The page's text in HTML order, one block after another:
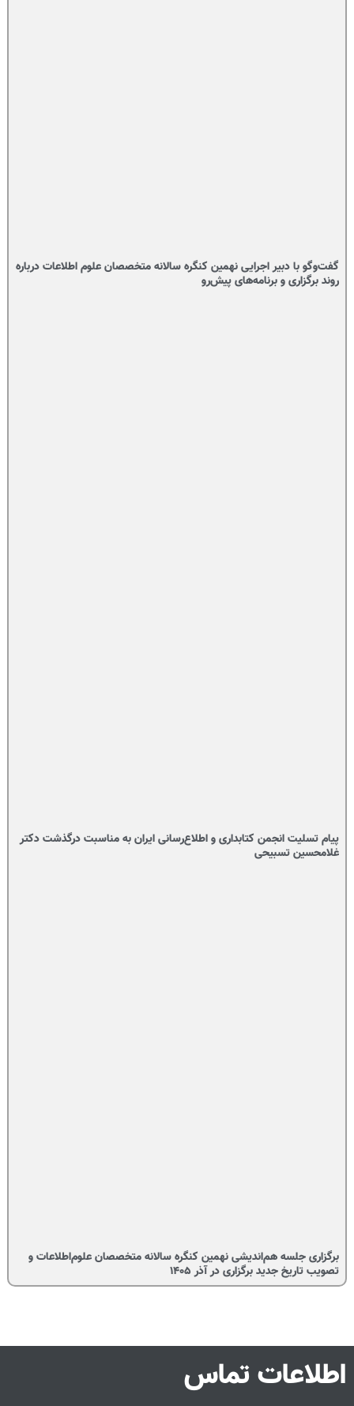
گفت‌وگو با دبیر اجرایی نهمین کنگره سالانه متخصصان علوم اطلاعات درباره
روند برگزاری و برنامه‌های پیش‌رو
پیام تسلیت انجمن کتابداری و اطلاع‌رسانی ایران به مناسبت درگذشت دکتر
غلامحسین تسبیحی
برگزاری جلسه هم‌اندیشی نهمین کنگره سالانه متخصصان علوم‌اطلاعات و
تصویب تاریخ جدید برگزاری در آذر ۱۴۰۵
اطلاعات تماس